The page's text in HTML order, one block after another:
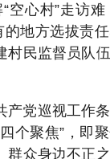
空心村”走访
的地方选拔责
村民监督员队
产党巡视工作
个聚焦”，即
群众身边不正